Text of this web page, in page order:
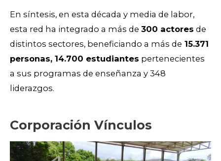
En síntesis, en esta década y media de labor,
esta red ha integrado a más de 300 actores de
distintos sectores, beneficiando a más de 15.371
personas, 14.700 estudiantes pertenecientes
a sus programas de enseñanza y 348
liderazgos.
Corporación Vínculos